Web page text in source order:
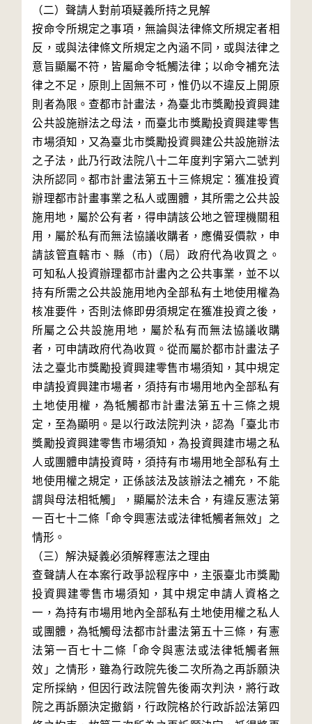
（二）聲請人對前項疑義所持之見解
按命令所規定之事項，無論與法律條文所規定者相
反，或與法律條文所規定之內涵不同，或與法律之
意旨顯屬不符，皆屬命令牴觸法律；以命令補充法
律之不足，原則上固無不可，惟仍以不違反上開原
則者為限。查都市計畫法，為臺北市獎勵投資興建
公共設施辦法之母法，而臺北市獎勵投資興建零售
市場須知，又為臺北市獎勵投資興建公共設施辦法
之子法，此乃行政法院八十二年度判字第六二號判
決所認同。都市計畫法第五十三條規定：獲准投資
辦理都市計畫事業之私人或團體，其所需之公共設
施用地，屬於公有者，得申請該公地之管理機關租
用，屬於私有而無法協議收購者，應備妥價款，申
請該管直轄市、縣（市)（局）政府代為收買之。
可知私人投資辦理都市計畫內之公共事業，並不以
持有所需之公共設施用地內全部私有土地使用權為
核准要件，否則法條即毋須規定在獲准投資之後，
所屬之公共設施用地，屬於私有而無法協議收購
者，可申請政府代為收買。從而屬於都市計畫法子
法之臺北市獎勵投資興建零售市場須知，其中規定
申請投資興建市場者，須持有市場用地內全部私有
土地使用權，為牴觸都市計畫法第五十三條之規
定，至為顯明。是以行政法院判決，認為「臺北市
獎勵投資興建零售市場須知，為投資興建市場之私
人或團體申請投資時，須持有市場用地全部私有土
地使用權之規定，正係該法及該辦法之補充，不能
謂與母法相牴觸」，顯屬於法未合，有違反憲法第
一百七十二條「命令興憲法或法律牴觸者無效」之
情形。
（三）解決疑義必須解釋憲法之理由
查聲請人在本案行政爭訟程序中，主張臺北市獎勵
投資興建零售市場須知，其中規定申請人資格之
一，為持有市場用地內全部私有土地使用權之私人
或團體，為牴觸母法都市計畫法第五十三條，有憲
法第一百七十二條「命令與憲法或法律牴觸者無
效」之情形，雖為行政院先後二次所為之再訴願決
定所採納，但因行政法院曾先後兩次判決，將行政
院之再訴願決定撤銷，行政院格於行政訴訟法第四